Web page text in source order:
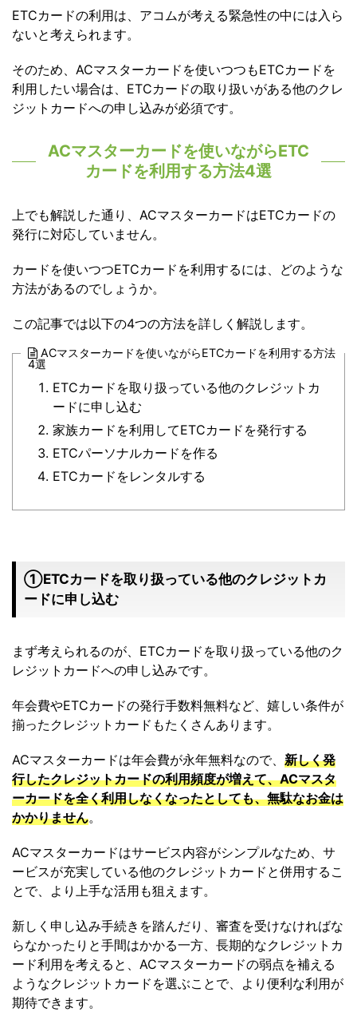
ETCカードの利用は、アコムが考える緊急性の中には入ら
ないと考えられます。
そのため、ACマスターカードを使いつつもETCカードを
利用したい場合は、ETCカードの取り扱いがある他のクレ
ジットカードへの申し込みが必須です。
ACマスターカードを使いながらETC
カードを利用する方法4選
上でも解説した通り、ACマスターカードはETCカードの
発行に対応していません。
カードを使いつつETCカードを利用するには、どのような
方法があるのでしょうか。
この記事では以下の4つの方法を詳しく解説します。
ACマスターカードを使いながらETCカードを利用する方法
4選
ETCカードを取り扱っている他のクレジットカ
ードに申し込む
家族カードを利用してETCカードを発行する
ETCパーソナルカードを作る
ETCカードをレンタルする
①ETCカードを取り扱っている他のクレジットカ
ードに申し込む
まず考えられるのが、ETCカードを取り扱っている他のク
レジットカードへの申し込みです。
年会費やETCカードの発行手数料無料など、嬉しい条件が
揃ったクレジットカードもたくさんあります。
ACマスターカードは年会費が永年無料なので、 新しく発
行したクレジットカードの利用頻度が増えて、ACマスタ
ーカードを全く利用しなくなったとしても、無駄なお金は
かかりません。
ACマスターカードはサービス内容がシンプルなため、サ
ービスが充実している他のクレジットカードと併用するこ
とで、より上手な活用も狙えます。
新しく申し込み手続きを踏んだり、審査を受けなければな
らなかったりと手間はかかる一方、長期的なクレジットカ
ード利用を考えると、ACマスターカードの弱点を補える
ようなクレジットカードを選ぶことで、より便利な利用が
期待できます。